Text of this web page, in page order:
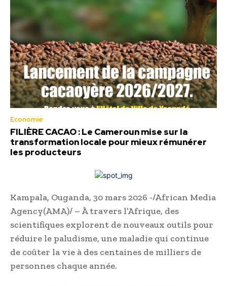
Economie
FILIÈRE CACAO : Le Cameroun mise sur la
transformation locale pour mieux rémunérer
les producteurs
Kampala, Ouganda, 30 mars 2026 -/African Media
Agency(AMA)/ – À travers l’Afrique, des
scientifiques explorent de nouveaux outils pour
réduire le paludisme, une maladie qui continue
de coûter la vie à des centaines de milliers de
personnes chaque année.